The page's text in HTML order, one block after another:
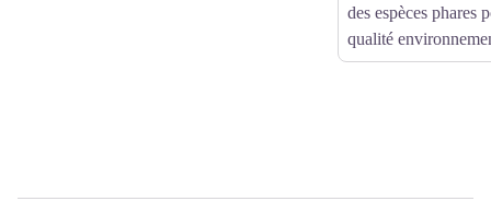
des espèces phares
qualité